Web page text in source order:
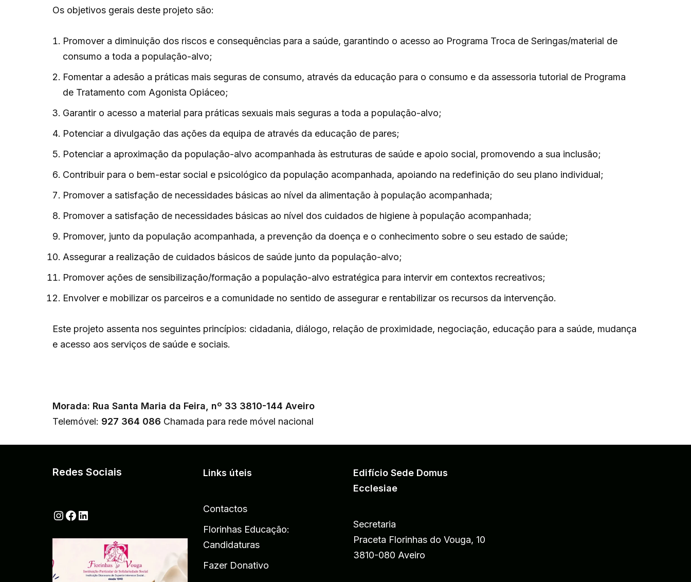
Os objetivos gerais deste projeto são:
Promover a diminuição dos riscos e consequências para a saúde, garantindo o acesso ao Programa Troca de Seringas/material de
consumo a toda a população-alvo;
Fomentar a adesão a práticas mais seguras de consumo, através da educação para o consumo e da assessoria tutorial de Programa
de Tratamento com Agonista Opiáceo;
Garantir o acesso a material para práticas sexuais mais seguras a toda a população-alvo;
Potenciar a divulgação das ações da equipa de através da educação de pares;
Potenciar a aproximação da população-alvo acompanhada às estruturas de saúde e apoio social, promovendo a sua inclusão;
Contribuir para o bem-estar social e psicológico da população acompanhada, apoiando na redefinição do seu plano individual;
Promover a satisfação de necessidades básicas ao nível da alimentação à população acompanhada;
Promover a satisfação de necessidades básicas ao nível dos cuidados de higiene à população acompanhada;
Promover, junto da população acompanhada, a prevenção da doença e o conhecimento sobre o seu estado de saúde;
Assegurar a realização de cuidados básicos de saúde junto da população-alvo;
Promover ações de sensibilização/formação a população-alvo estratégica para intervir em contextos recreativos;
Envolver e mobilizar os parceiros e a comunidade no sentido de assegurar e rentabilizar os recursos da intervenção.
Este projeto assenta nos seguintes princípios: cidadania, diálogo, relação de proximidade, negociação, educação para a saúde, mudança
e acesso aos serviços de saúde e sociais.
Morada: Rua Santa Maria da Feira, nº 33 3810-144 Aveiro
Telemóvel: 927 364 086 Chamada para rede móvel nacional
Redes Sociais Links úteis
Contactos
Florinhas Educação:
Candidaturas
Fazer Donativo
Edifício Sede Domus
Ecclesiae
Secretaria
Praceta Florinhas do Vouga, 10
3810-080 Aveiro